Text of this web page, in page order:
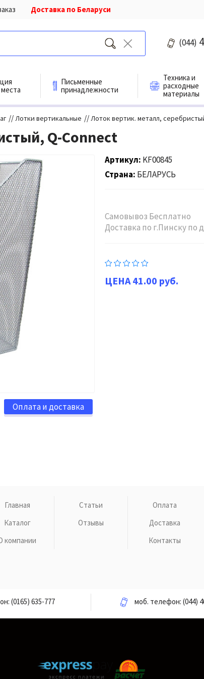
Доставка по Беларуси
(044)
Письменные
принадлежности
Техника и
расходные
материалы
//Лотки вертикальные //Лоток вертик. металл,
Q-Connect
Артикул KF00845
Страна БЕЛАРУСЬ
Самовывоз Бесплатно
Доставка по г.Пинску по
41.00 руб.
Оплата и доставка
Главная
Каталог
компании
Статьи
Отзывы
Оплата
Доставка
Контакты
(0165) 635-777 моб. телефон:(044)